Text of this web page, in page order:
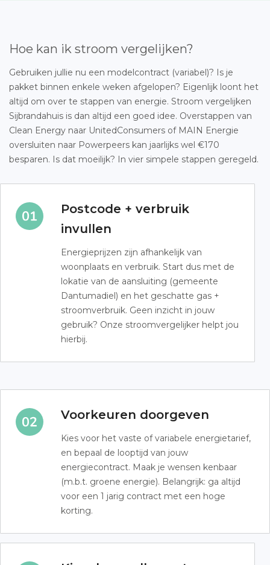
Hoe kan ik stroom vergelijken?
Gebruiken jullie nu een modelcontract (variabel)? Is je
pakket binnen enkele weken afgelopen? Eigenlijk loont het
altijd om over te stappen van energie. Stroom vergelijken
Sijbrandahuis is dan altijd een goed idee. Overstappen van
Clean Energy naar UnitedConsumers of MAIN Energie
oversluiten naar Powerpeers kan jaarlijks wel €170
besparen. Is dat moeilijk? In vier simpele stappen geregeld.
Postcode + verbruik
invullen
Energieprijzen zijn afhankelijk van
woonplaats en verbruik. Start dus met de
lokatie van de aansluiting (gemeente
Dantumadiel) en het geschatte gas +
stroomverbruik. Geen inzicht in jouw
gebruik? Onze stroomvergelijker helpt jou
hierbij.
Voorkeuren doorgeven
Kies voor het vaste of variabele energietarief,
en bepaal de looptijd van jouw
energiecontract. Maak je wensen kenbaar
(m.b.t. groene energie). Belangrijk: ga altijd
voor een 1 jarig contract met een hoge
korting.